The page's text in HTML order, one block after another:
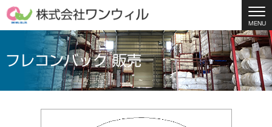
MENU
フレコンバック 販売